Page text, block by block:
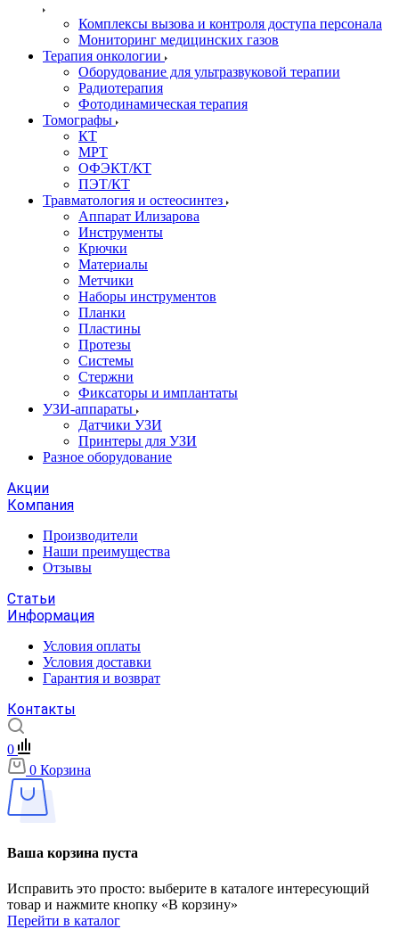
Комплексы вызова и контроля доступа персонала
Мониторинг медицинских газов
Терапия онкологии
Оборудование для ультразвуковой терапии
Радиотерапия
Фотодинамическая терапия
Томографы
КТ
МРТ
ОФЭКТ/КТ
ПЭТ/КТ
Травматология и остеосинтез
Аппарат Илизарова
Инструменты
Крючки
Материалы
Метчики
Наборы инструментов
Планки
Пластины
Протезы
Системы
Стержни
Фиксаторы и имплантаты
УЗИ-аппараты
Датчики УЗИ
Принтеры для УЗИ
Разное оборудование
Акции
Компания
Производители
Наши преимущества
Отзывы
Статьи
Информация
Условия оплаты
Условия доставки
Гарантия и возврат
Контакты
0
0 Корзина
Ваша корзина пуста
Исправить это просто: выберите в каталоге интересующий
товар и нажмите кнопку «В корзину»
Перейти в каталог